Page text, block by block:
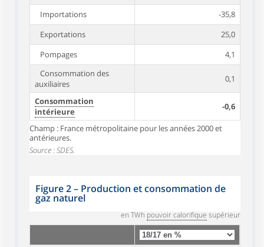
Importations
-35,8
Exportations
25,0
Pompages
4,1
Consommation des
auxiliaires
0,1
Consommation
intérieure
-0,6
Champ : France métropolitaine pour les années 2000 et
antérieures.
Source : SDES.
Figure 2– Production et consommation de
gaz naturel
en TWh pouvoir calorifique supérieur